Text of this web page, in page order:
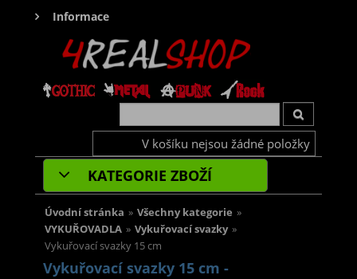
Informace
V košíku nejsou žádné položky
KATEGORIE ZBOŽÍ
Úvodní stránka » Všechny kategorie »
VYKUŘOVADLA » Vykuřovací svazky »
Vykuřovací svazky 15 cm
Vykuřovací svazky 15 cm -